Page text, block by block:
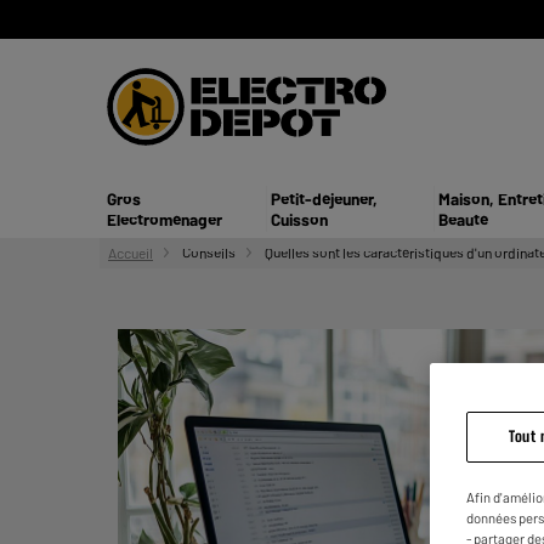
Gros
Electroménager
Petit-déjeuner,
Cuisson
Maison,
Beauté
Accueil Conseils Quelles sont les caractéristiques d'un
Tout
Afin
données
- partager